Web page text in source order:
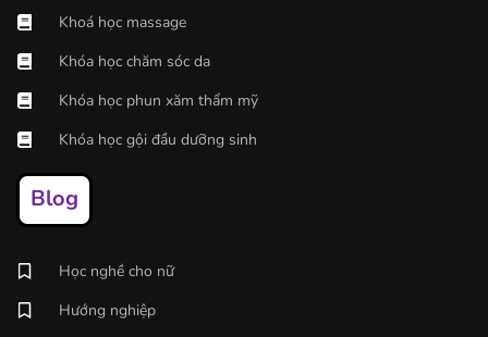
Khoá học massage
Khóa học chăm sóc da
Khóa học phun xăm thẩm mỹ
Khóa học gội đầu dưỡng sinh
Blog
Học nghề cho nữ
Hướng nghiệp